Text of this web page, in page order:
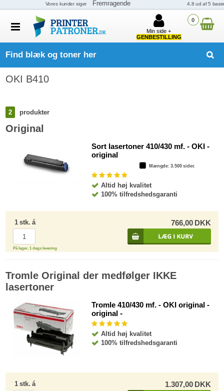
0
Min side +
GENBESTILLING
Find blæk og toner her
OKI B410
2 produkter
Original
Sort lasertoner 410/430 mf. - OKI -
original
Mængde: 3.500 sider.
Altid høj kvalitet
100% tilfredshedsgaranti
1 stk. á 766,00 DKK
På lager, 1 dags levering
Tromle Original der medfølger IKKE
lasertoner
Tromle 410/430 mf. - OKI original -
original -
Altid høj kvalitet
100% tilfredshedsgaranti
1 stk. á 1.307,00 DKK